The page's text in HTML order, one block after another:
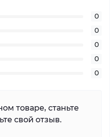
0
0
0
0
0
товаре, станьте
свой отзыв.